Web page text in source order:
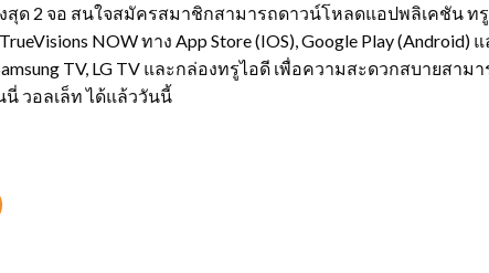
ด 2 จอ สนใจสมัครสมาชิกสามารถดาวน์โหลดแอปพลิเคชัน ท
NOW ทาง App Store (IOS), Google Play (Android)
TV, LG TV และกล่องทรูไอดี เพื่อความสะดวกสบายสาม
วอลเล็ท ได้แล้ววันนี้